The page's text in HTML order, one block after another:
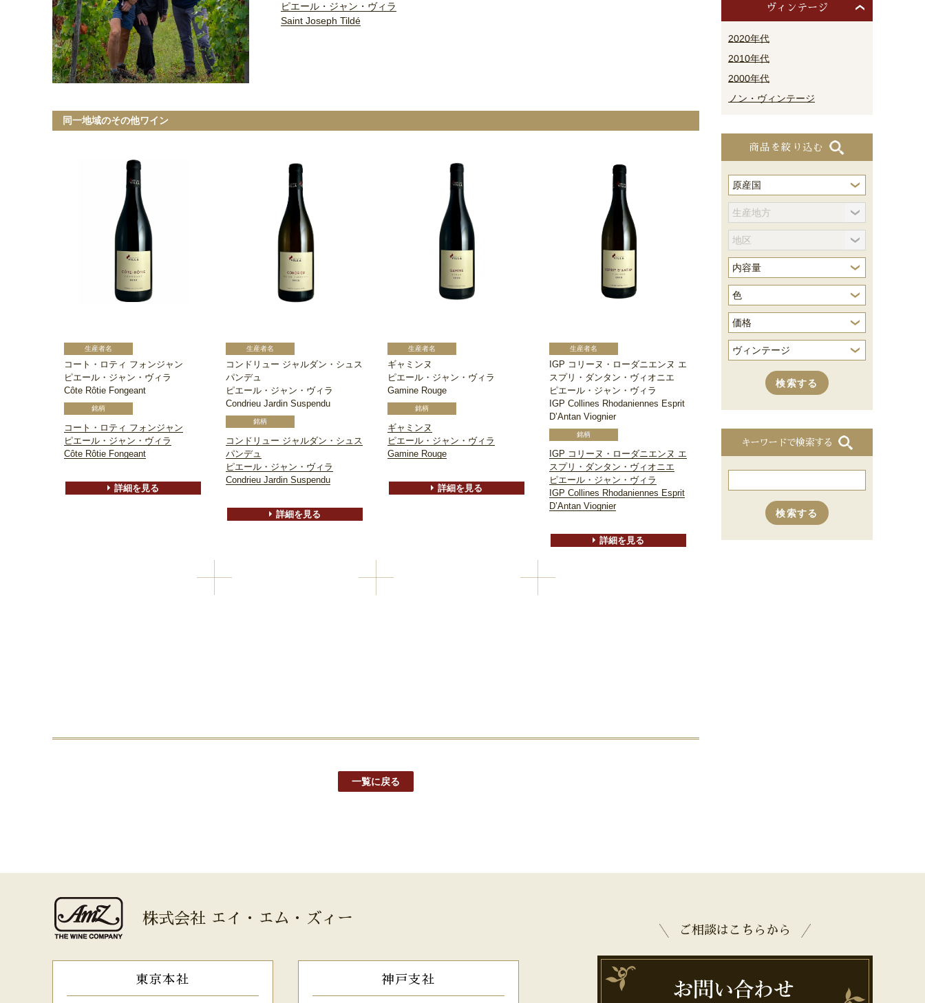
ピエール・ジャン・ヴィラ
Saint Joseph Tildé
同一地域のその他ワイン
コート・ロティ フォンジャン
ピエール・ジャン・ヴィラ
Côte Rôtie Fongeant
コート・ロティ フォンジャン
ピエール・ジャン・ヴィラ
Côte Rôtie Fongeant
詳細を見る
コンドリュー ジャルダン・シュス
パンデュ
ピエール・ジャン・ヴィラ
Condrieu Jardin Suspendu
コンドリュー ジャルダン・シュス
パンデュ
ピエール・ジャン・ヴィラ
Condrieu Jardin Suspendu
詳細を見る
ギャミンヌ
ピエール・ジャン・ヴィラ
Gamine Rouge
ギャミンヌ
ピエール・ジャン・ヴィラ
Gamine Rouge
詳細を見る
IGP コリーヌ・ローダニエンヌ エ
スプリ・ダンタン・ヴィオニエ
ピエール・ジャン・ヴィラ
IGP Collines Rhodaniennes Esprit
D’Antan Viognier
IGP コリーヌ・ローダニエンヌ エ
スプリ・ダンタン・ヴィオニエ
ピエール・ジャン・ヴィラ
IGP Collines Rhodaniennes Esprit
D’Antan Viognier
詳細を見る
一覧に戻る
ヴィンテージ
2020年代
2010年代
2000年代
ノン・ヴィンテージ
商品を絞り込む
キーワードで検索する
株式会社 エイ・エム・ズィー
東京本社 神戸支社
ご相談はこちらから